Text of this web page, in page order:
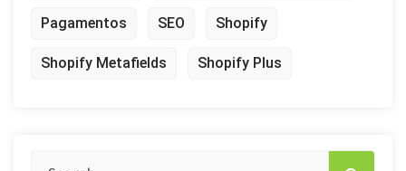
Pagamentos SEO Shopify
Shopify Metafields Shopify Plus